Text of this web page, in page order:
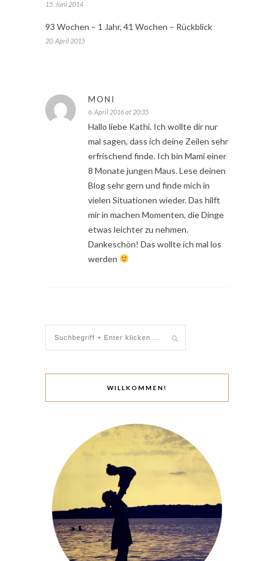
15. Juni 2014
93 Wochen – 1 Jahr, 41 Wochen – Rückblick
20. April 2015
MONI
6. April 2016 at 20:35
Hallo liebe Kathi. Ich wollte dir nur
mal sagen, dass ich deine Zeilen sehr
erfrischend finde. Ich bin Mami einer
8 Monate jungen Maus. Lese deinen
Blog sehr gern und finde mich in
vielen Situationen wieder. Das hilft
mir in machen Momenten, die Dinge
etwas leichter zu nehmen.
Dankeschön! Das wollte ich mal los
werden
WILLKOMMEN!